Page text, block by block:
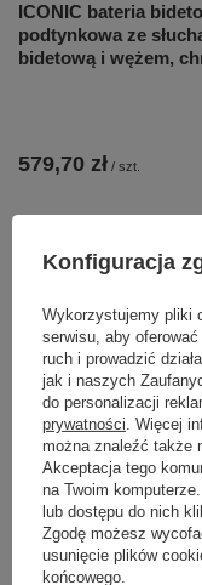
ICONIC bateria
podtynkowa ze
bidetową i wężem,
579,70 zł / szt.
OKAZJA
NZ4 Parawan
Konfiguracja
Wykorzystujemy pliki
serwisu, aby
ruch i prowadzić
jak i naszych
do personalizacji
prywatności . Więcej
można znaleźć także
Akceptacja tego
na Twoim
lub dostępu do nich
Zgodę możesz
usunięcie plików
końcowego.